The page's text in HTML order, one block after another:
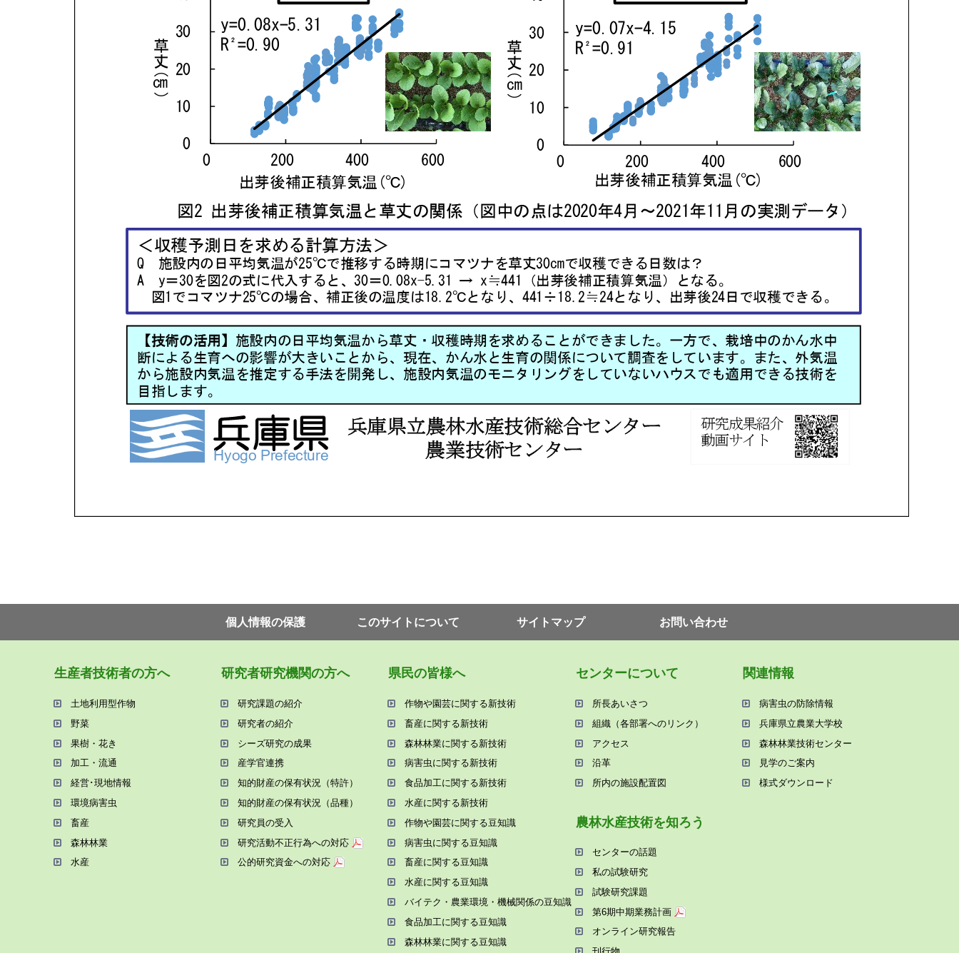
個⼈情報の保護 このサイトについて サイトマップ お問い合わせ
⽣産者技術者の⽅へ
⼟地利⽤型作物
野菜
果樹・花き
加⼯・流通
経営･現地情報
環境病害⾍
畜産
森林林業
⽔産
研究者研究機関の⽅へ
研究課題の紹介
研究者の紹介
シーズ研究の成果
産学官連携
知的財産の保有状況（特許）
知的財産の保有状況（品種）
研究員の受⼊
研究活動不正⾏為への対応
公的研究資金への対応
県⺠の皆様へ
作物や園芸に関する新技術
畜産に関する新技術
森林林業に関する新技術
病害⾍に関する新技術
⾷品加⼯に関する新技術
⽔産に関する新技術
作物や園芸に関する⾖知識
病害⾍に関する⾖知識
畜産に関する⾖知識
⽔産に関する⾖知識
バイテク・農業環境・機械関係の⾖知識
⾷品加⼯に関する⾖知識
森林林業に関する⾖知識
センターについて
所⻑あいさつ
組織（各部署へのリンク）
アクセス
沿⾰
所内の施設配置図
農林⽔産技術を知ろう
センターの話題
私の試験研究
試験研究課題
第6期中期業務計画
オンライン研究報告
関連情報
病害⾍の防除情報
兵庫県⽴農業⼤学校
森林林業技術センター
⾒学のご案内
様式ダウンロード